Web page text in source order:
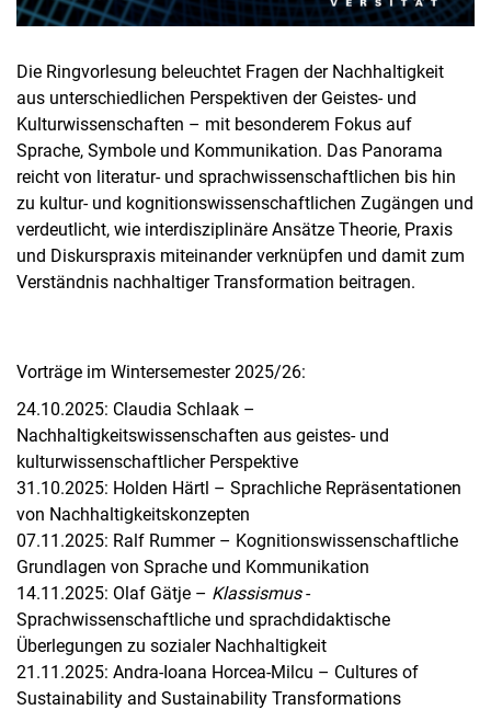
Die Ringvorlesung beleuchtet Fragen der Nachhaltigkeit
aus unterschiedlichen Perspektiven der Geistes- und
Kulturwissenschaften – mit besonderem Fokus auf
Sprache, Symbole und Kommunikation. Das Panorama
reicht von literatur- und sprachwissenschaftlichen bis hin
zu kultur- und kognitionswissenschaftlichen Zugängen und
verdeutlicht, wie interdisziplinäre Ansätze Theorie, Praxis
und Diskurspraxis miteinander verknüpfen und damit zum
Verständnis nachhaltiger Transformation beitragen.
Vorträge im Wintersemester 2025/26:
24.10.2025: Claudia Schlaak –
Nachhaltigkeitswissenschaften aus geistes- und
kulturwissenschaftlicher Perspektive
31.10.2025: Holden Härtl – Sprachliche Repräsentationen
von Nachhaltigkeitskonzepten
07.11.2025: Ralf Rummer – Kognitionswissenschaftliche
Grundlagen von Sprache und Kommunikation
14.11.2025: Olaf Gätje – Klassismus-
Sprachwissenschaftliche und sprachdidaktische
Überlegungen zu sozialer Nachhaltigkeit
21.11.2025: Andra-Ioana Horcea-Milcu – Cultures of
Sustainability and Sustainability Transformations